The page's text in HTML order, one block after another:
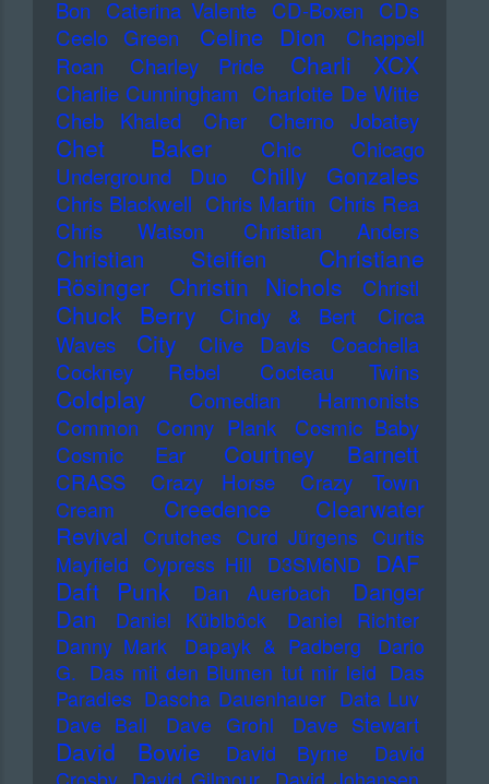
Bon
Caterina Valente CD-Boxen
CDs
Ceelo Green
Celine Dion
Chappell
Roan
Charley Pride Charli XCX
Charlie Cunningham Charlotte De Witte
Cheb Khaled
Cher Cherno Jobatey
Chet Baker Chic
Chicago
Underground Duo
Chilly Gonzales
Chris Blackwell Chris Martin Chris Rea
Chris Watson
Christian Anders
Christian Steiffen
Christiane
Rösinger
Christin Nichols Christl
Chuck Berry Cindy & Bert
Circa
Waves
City Clive Davis
Coachella
Cockney Rebel
Cocteau Twins
Coldplay
Comedian Harmonists
Common
Conny Plank
Cosmic Baby
Cosmic Ear
Courtney Barnett
CRASS Crazy Horse Crazy Town
Cream
Creedence Clearwater
Revival
Crutches Curd Jürgens Curtis
Mayfield Cypress Hill D3SM6ND DAF
Daft Punk Dan Auerbach
Danger
Dan
Daniel Küblböck
Daniel Richter
Danny Mark
Dapayk & Padberg
Dario
G. Das mit den Blumen tut mir leid Das
Paradies Dascha Dauenhauer Data Luv
Dave Ball
Dave Grohl Dave Stewart
David Bowie David Byrne
David